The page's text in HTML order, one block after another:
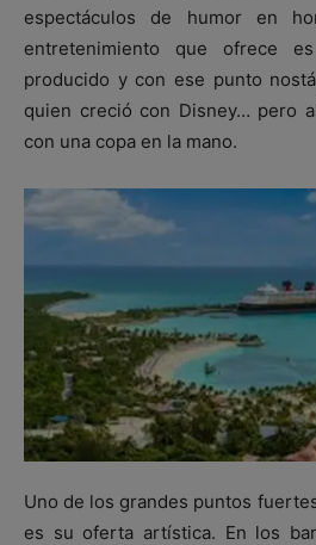
espectáculos de humor en
entretenimiento que ofrece
producido y con ese punto
quien creció con Disney… pero
con una copa en la mano.
Uno de los grandes puntos
es su oferta artística. En los